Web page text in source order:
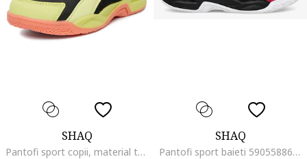
SHAQ
Pantofi sport copii, material textil, verde, sistem inchidere Velcro
SHAQ
Pantofi sport baieti 5905588611011, Textil, Alb